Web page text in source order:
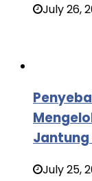
July 26,
Jantung
July 25,